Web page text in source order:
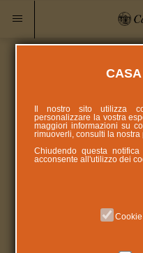
Il nostro sito utilizza
personalizzare la vostra
maggiori informazioni su
rimuoverli, consulti la
Chiudendo questa
acconsente all'utilizzo dei